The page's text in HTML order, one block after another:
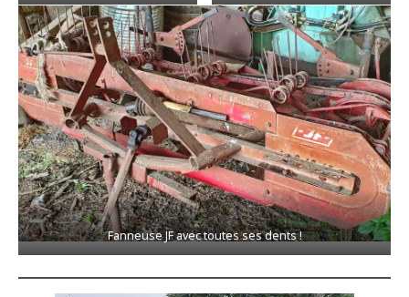
Fanneuse JF avec toutes ses dents !